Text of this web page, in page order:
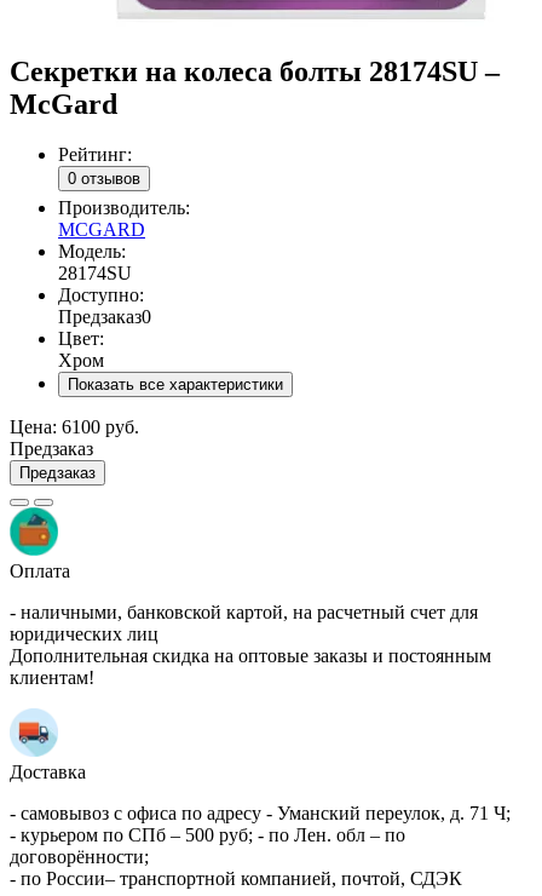
Секретки на колеса болты 28174SU –
McGard
Рейтинг:
0 отзывов
Производитель:
MCGARD
Модель:
28174SU
Доступно:
Предзаказ0
Цвет:
Хром
Показать все характеристики
Цена: 6100 руб.
Предзаказ
Предзаказ
Оплата
- наличными, банковской картой, на расчетный счет для
юридических лиц
Дополнительная скидка на оптовые заказы и постоянным
клиентам!
Доставка
- самовывоз с офиса по адресу - Уманский переулок, д. 71 Ч;
- курьером по СПб – 500 руб; - по Лен. обл – по
договорённости;
- по России– транспортной компанией, почтой, СДЭК